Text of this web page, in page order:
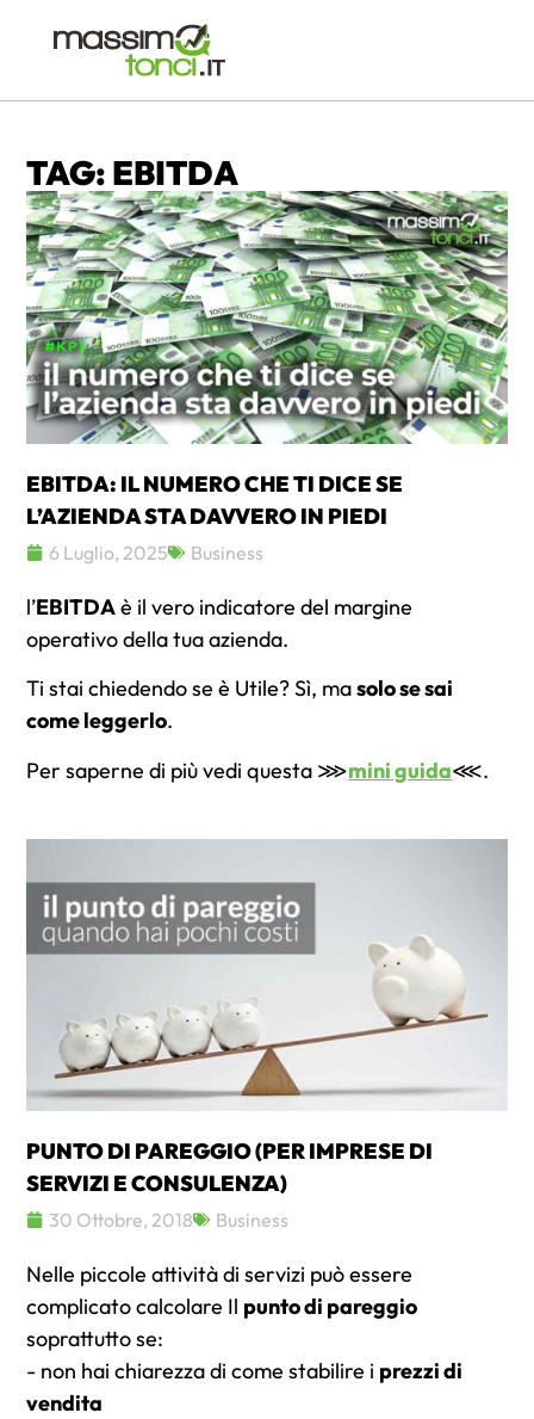
TAG: EBITDA
EBITDA: IL NUMERO CHE TI DICE SE
L’AZIENDA STA DAVVERO IN PIEDI
6 Luglio, 2025 Business
l’EBITDAè il vero indicatore del margine
operativo della tua azienda.
Ti stai chiedendo se è Utile? Sì, masolo se sai
come leggerlo.
Per saperne di più vedi questa ⋙mini guida⋘.
PUNTO DI PAREGGIO (PER IMPRESE DI
SERVIZI E CONSULENZA)
30 Ottobre, 2018 Business
Nelle piccole attività di servizi può essere
complicato calcolare Il punto di pareggio
soprattutto se:
- non hai chiarezza di come stabilire i prezzi di
vendita